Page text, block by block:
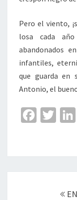
Pero el viento,
losa cada
abandonados
infantiles,
que guarda en
Antonio, el
Fa
o
o
T
er